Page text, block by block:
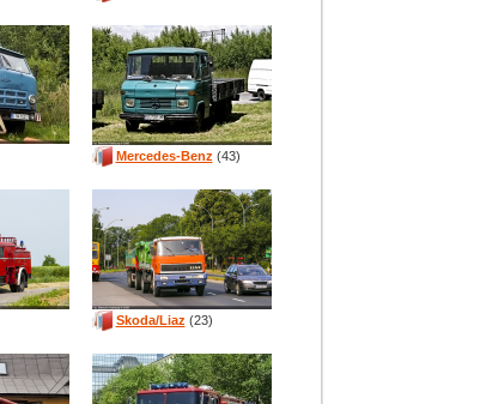
Mercedes-Benz (43)
Skoda/Liaz (23)